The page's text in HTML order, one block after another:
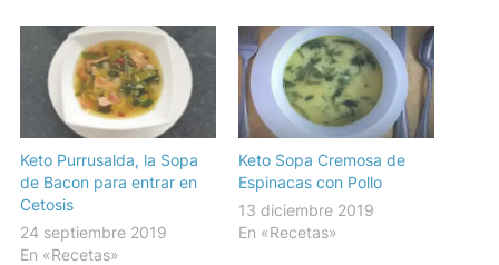
Keto Purrusalda, la Sopa
de Bacon para entrar en
Cetosis
24 septiembre 2019
En «Recetas»
Keto Sopa Cremosa de
Espinacas con Pollo
13 diciembre 2019
En «Recetas»